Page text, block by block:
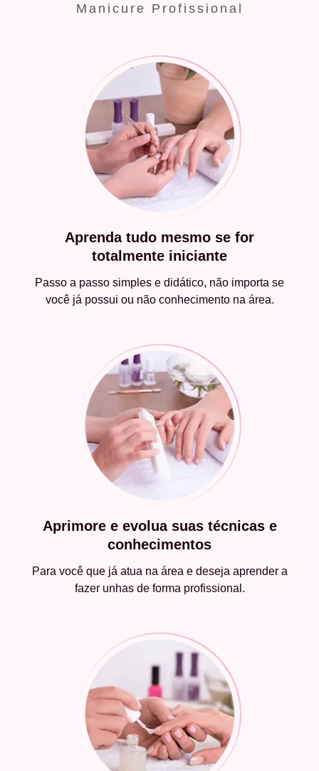
Manicure Profissional
Aprenda tudo mesmo se for
totalmente iniciante
Passo a passo simples e didático, não importa se
você já possui ou não conhecimento na área.
Aprimore e evolua suas técnicas e
conhecimentos
Para você que já atua na área e deseja aprender a
fazer unhas de forma profissional.